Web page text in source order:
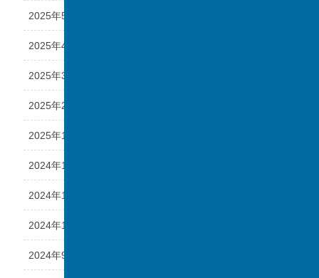
2025年5月
2025年4月
2025年3月
2025年2月
2025年1月
2024年12月
2024年11月
2024年10月
2024年9月